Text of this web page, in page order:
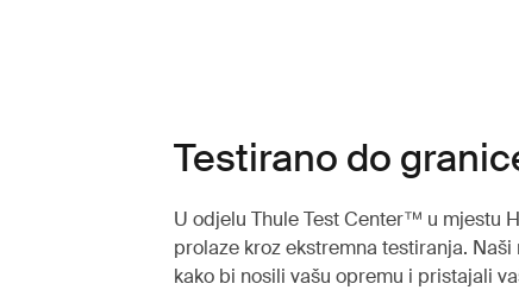
Testirano do
U odjelu Thule Test Center™ u mjestu
prolaze kroz ekstremna testiranja.
kako bi nosili vašu opremu i pristajali